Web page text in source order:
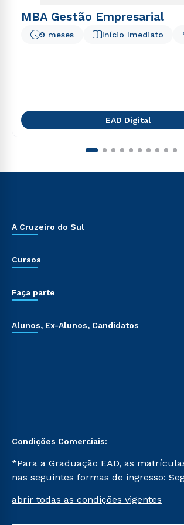
MBA Gestão Empresarial
Início Imediato
9 meses
EAD Digital
A Cruzeiro do Sul
Cursos
Faça parte
Alunos, Ex-Alunos, Candidatos
Condições Comerciais:
*Para a Graduação EAD, as
nas seguintes formas de ingresso:
Já para as demais, a taxa de
abrir todas as condições vigentes